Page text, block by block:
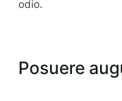
odio.
Posuere